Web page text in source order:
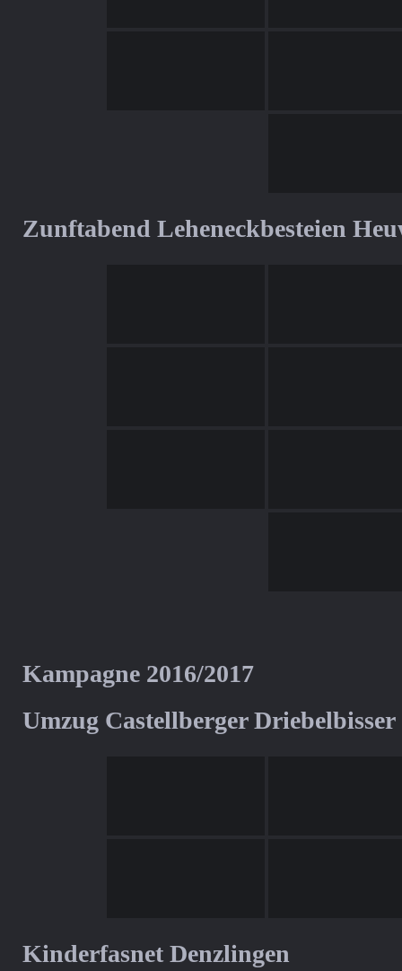
Zunftabend Leheneckbesteien
Kampagne 2016/2017
Umzug Castellberger
Kinderfasnet Denzlingen